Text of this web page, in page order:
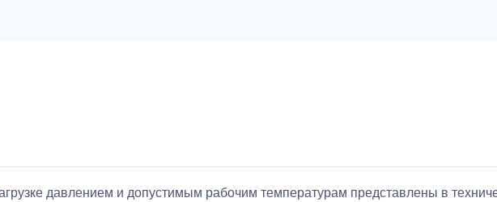
давлением и допустимым рабочим температурам представлены в